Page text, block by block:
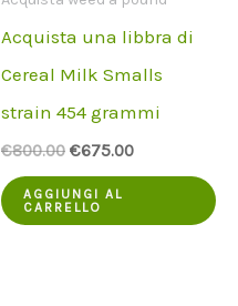
Acquista una libbra di
Cereal Milk Smalls
strain 454 grammi
€800.00 Il
originale
era:
€675.00Il
AGGIUNGI AL
CARRELLO